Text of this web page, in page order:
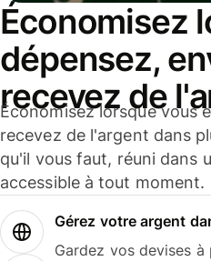
Économisez
dépensez,
recevez de
Économisez lorsque vous
recevez de l'argent dans
qu'il vous faut, réuni dans
accessible à tout moment.
Gérez votre argent
Gardez vos devises